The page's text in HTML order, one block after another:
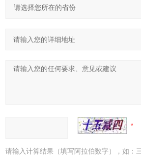
请输入计算结果（填写阿拉伯数字），如：